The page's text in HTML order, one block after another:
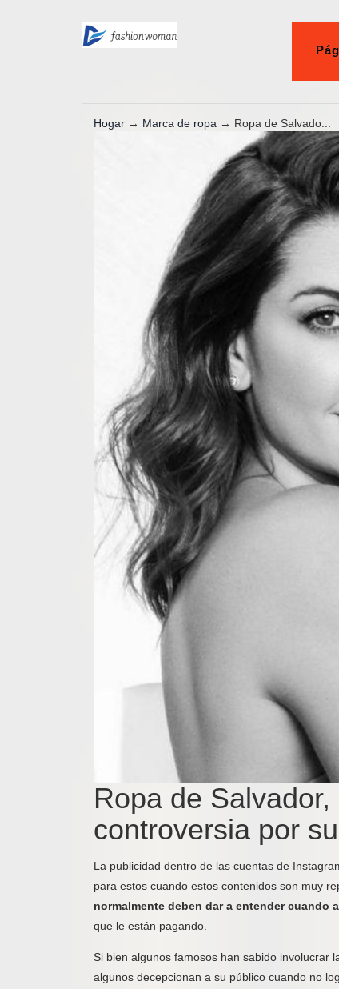
Hogar → Marca de ropa → Ropa de Salvado...
Ropa de
controversia por
La publicidad dentro de las cuentas de
para estos cuando estos contenidos son muy
normalmente deben dar a entender
que le están pagando.
Si bien algunos famosos han sabido involucrar
algunos decepcionan a su público cuando no